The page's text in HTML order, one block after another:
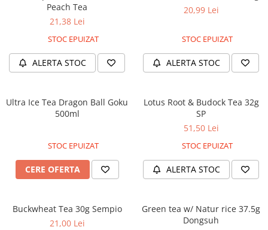
Peach Tea
21,38 Lei
STOC EPUIZAT
ALERTA STOC
20,99 Lei
STOC EPUIZAT
ALERTA STOC
Ultra Ice Tea Dragon Ball Goku
500ml
STOC EPUIZAT
CERE OFERTA
Lotus Root & Budock Tea 32g
SP
51,50 Lei
STOC EPUIZAT
ALERTA STOC
Buckwheat Tea 30g Sempio
21,00 Lei
Green tea w/ Natur rice 37.5g
Dongsuh